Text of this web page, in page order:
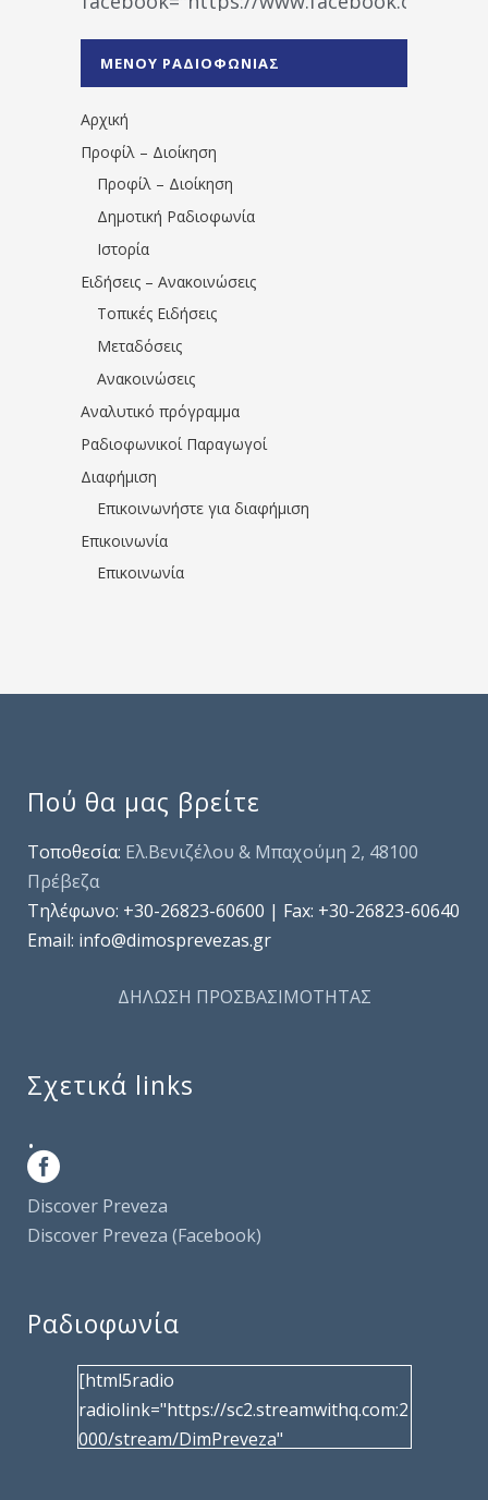
1531194763766854/" artist="" ]
ΜΕΝΟΥ ΡΑΔΙΟΦΩΝΙΑΣ
Αρχική
Προφίλ – Διοίκηση
Προφίλ – Διοίκηση
Δημοτική Ραδιοφωνία
Ιστορία
Ειδήσεις – Ανακοινώσεις
Τοπικές Ειδήσεις
Μεταδόσεις
Ανακοινώσεις
Αναλυτικό πρόγραμμα
Ραδιοφωνικοί Παραγωγοί
Διαφήμιση
Επικοινωνήστε για διαφήμιση
Επικοινωνία
Επικοινωνία
Πού θα μας βρείτε
Τοποθεσία: Ελ.Βενιζέλου & Μπαχούμη 2, 48100
Πρέβεζα
Τηλέφωνo: +30-26823-60600 | Fax: +30-26823-60640
Email: info@dimosprevezas.gr
ΔΗΛΩΣΗ ΠΡΟΣΒΑΣΙΜΟΤΗΤΑΣ
Σχετικά links
.
Discover Preveza
Discover Preveza (Facebook)
Ραδιοφωνία
[html5radio
radiolink="https://sc2.streamwithq.com:2
000/stream/DimPreveza"